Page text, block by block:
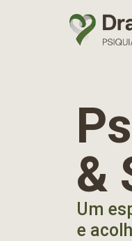
&
Um
e